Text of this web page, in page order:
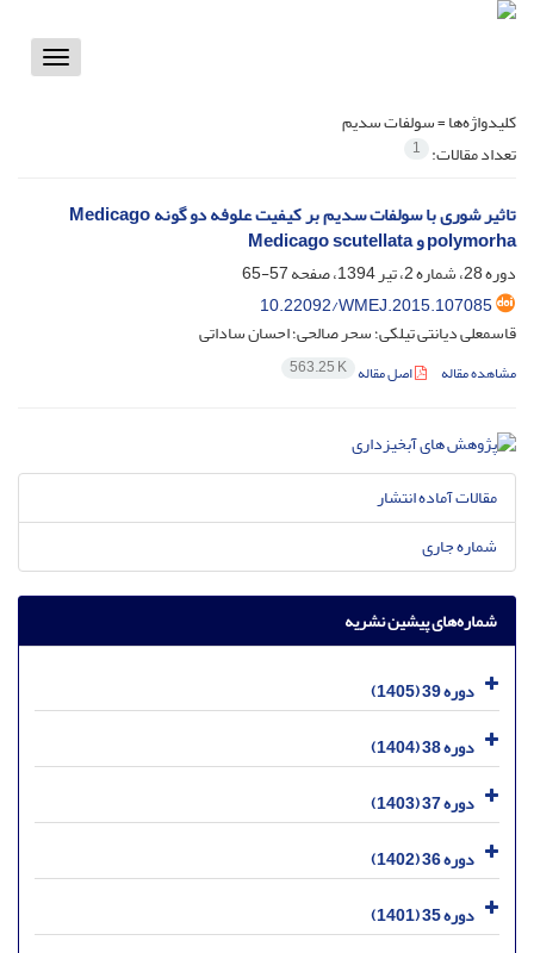
Toggle
کلیدواژه‌ها =سولفات سدیم
تعداد مقالات: 1
تاثیر شوری با سولفات سدیم بر کیفیت علوفه دو گونه Medicago
polymorha و Medicago scutellata
دوره 28، شماره 2، تیر 1394، صفحه
57-65
10.22092/WMEJ.2015.107085
قاسمعلی دیانتی تیلکی؛ سحر صالحی؛ احسان ساداتی
مشاهده مقاله اصل مقاله 563.25 K
مقالات آماده انتشار
شماره جاری
شماره‌های پیشین نشریه
دوره 39 (1405)
دوره 38 (1404)
دوره 37 (1403)
دوره 36 (1402)
دوره 35 (1401)